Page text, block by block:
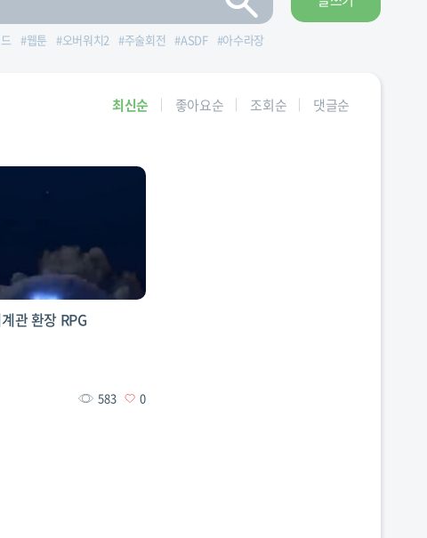
#웹툰 #오버워치2 #주술회전 #ASDF #아수라장
최신순 좋아요순 조회순 댓글순
관 환장 RPG
583 0